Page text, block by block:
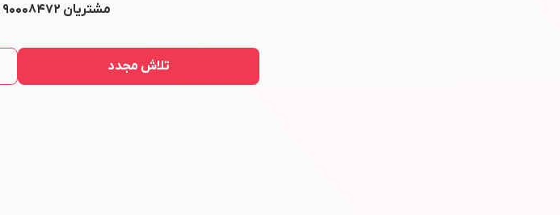
مشتریان ۹۰۰۰۸۴۷۲
تلاش مجدد